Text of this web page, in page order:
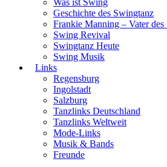
Was ist Swing
Geschichte des Swingtanz
Frankie Manning – Vater
Swing Revival
Swingtanz Heute
Swing Musik
Links
Regensburg
Ingolstadt
Salzburg
Tanzlinks Deutschland
Tanzlinks Weltweit
Mode-Links
Musik & Bands
Freunde